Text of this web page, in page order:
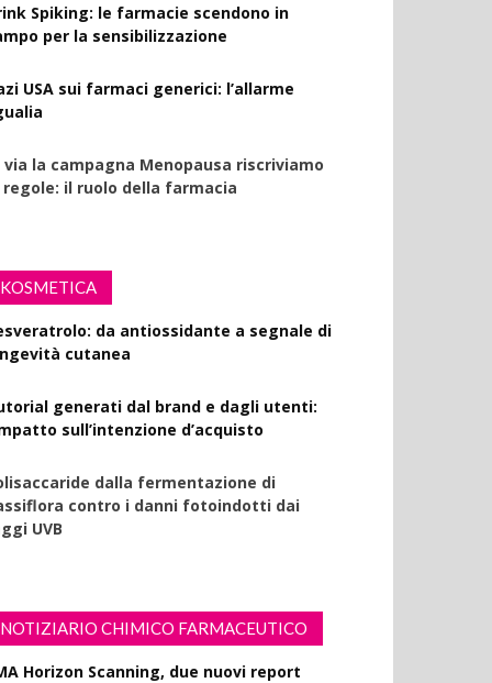
Spiking: le farmacie scendono in
per la sensibilizzazione
USA sui farmaci generici: l’allarme
via la campagna Menopausa riscriviamo
regole: il ruolo della farmacia
KOSMETICA
da antiossidante a segnale di
cutanea
generati dal brand e dagli utenti:
sull’intenzione d’acquisto
dalla fermentazione di
contro i danni fotoindotti dai
UVB
NOTIZIARIO CHIMICO FARMACEUTICO
Horizon Scanning, due nuovi report